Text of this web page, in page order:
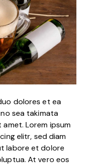
dolores et ea
sea takimata
Lorem ipsum
elitr, sed diam
labore et dolore
At vero eos